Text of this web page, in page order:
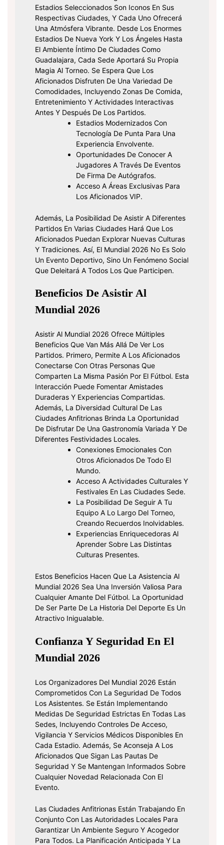
Estadios Seleccionados Son Iconos En Sus
Respectivas Ciudades, Y Cada Uno Ofrecerá
Una Atmósfera Vibrante. Desde Los Enormes
Estadios De Nueva York Y Los Ángeles Hasta
El Ambiente Íntimo De Ciudades Como
Guadalajara, Cada Sede Aportará Su Propia
Magia Al Torneo. Se Espera Que Los
Aficionados Disfruten De Una Variedad De
Comodidades, Incluyendo Zonas De Comida,
Entretenimiento Y Actividades Interactivas
Antes Y Después De Los Partidos.
Estadios Modernizados Con
Tecnología De Punta Para Una
Experiencia Envolvente.
Oportunidades De Conocer A
Jugadores A Través De Eventos
De Firma De Autógrafos.
Acceso A Áreas Exclusivas Para
Los Aficionados VIP.
Además, La Posibilidad De Asistir A Diferentes
Partidos En Varias Ciudades Hará Que Los
Aficionados Puedan Explorar Nuevas Culturas
Y Tradiciones. Así, El Mundial 2026 No Es Solo
Un Evento Deportivo, Sino Un Fenómeno Social
Que Deleitará A Todos Los Que Participen.
Beneficios De Asistir Al
Mundial 2026
Asistir Al Mundial 2026 Ofrece Múltiples
Beneficios Que Van Más Allá De Ver Los
Partidos. Primero, Permite A Los Aficionados
Conectarse Con Otras Personas Que
Comparten La Misma Pasión Por El Fútbol. Esta
Interacción Puede Fomentar Amistades
Duraderas Y Experiencias Compartidas.
Además, La Diversidad Cultural De Las
Ciudades Anfitrionas Brinda La Oportunidad
De Disfrutar De Una Gastronomía Variada Y De
Diferentes Festividades Locales.
Conexiones Emocionales Con
Otros Aficionados De Todo El
Mundo.
Acceso A Actividades Culturales Y
Festivales En Las Ciudades Sede.
La Posibilidad De Seguir A Tu
Equipo A Lo Largo Del Torneo,
Creando Recuerdos Inolvidables.
Experiencias Enriquecedoras Al
Aprender Sobre Las Distintas
Culturas Presentes.
Estos Beneficios Hacen Que La Asistencia Al
Mundial 2026 Sea Una Inversión Valiosa Para
Cualquier Amante Del Fútbol. La Oportunidad
De Ser Parte De La Historia Del Deporte Es Un
Atractivo Inigualable.
Confianza Y Seguridad En El
Mundial 2026
Los Organizadores Del Mundial 2026 Están
Comprometidos Con La Seguridad De Todos
Los Asistentes. Se Están Implementando
Medidas De Seguridad Estrictas En Todas Las
Sedes, Incluyendo Controles De Acceso,
Vigilancia Y Servicios Médicos Disponibles En
Cada Estadio. Además, Se Aconseja A Los
Aficionados Que Sigan Las Pautas De
Seguridad Y Se Mantengan Informados Sobre
Cualquier Novedad Relacionada Con El
Evento.
Las Ciudades Anfitrionas Están Trabajando En
Conjunto Con Las Autoridades Locales Para
Garantizar Un Ambiente Seguro Y Acogedor
Para Todos. La Planificación Anticipada Y La